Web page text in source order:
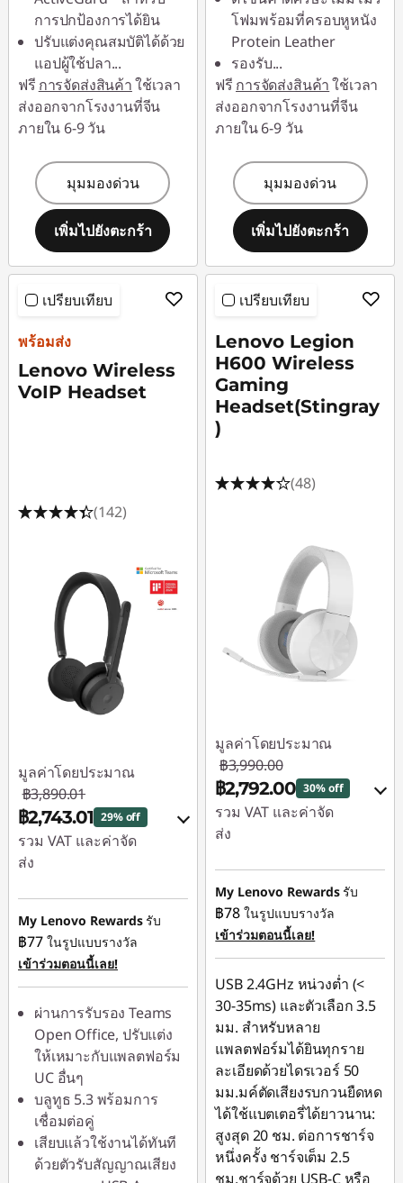
การปกป้องการได้ยิน
ปรับแต่งคุณสมบัติได้ด้วย
แอปผู้ใช้ปลา...
ฟรี การจัดส่งสินค้าใช้เวลา
ส่งออกจากโรงงานที่จีน
ภายใน 6-9 วัน
มุมมองด่วน
เพิ่มไปยังตะกร้า
โฟมพร้อมที่ครอบหูหนัง
Protein Leather
รองรับ...
ฟรี การจัดส่งสินค้าใช้เวลา
ส่งออกจากโรงงานที่จีน
ภายใน 6-9 วัน
มุมมองด่วน
เพิ่มไปยังตะกร้า
เปรียบเทียบ
พร้อมส่ง
Lenovo Wireless
VoIP Headset
(142)
มูลค่าโดยประมาณ
฿3,890.01
฿2,743.01 29% off
รวม VAT และค่าจัด
ส่ง
ประหยัดทันที :-
฿389.00
หรือ
eCoupon :
฿1,147.00
*Savings cannot be
combined
ใช้ eCoupon :
88SALETH
My Lenovo Rewardsรับ
฿77 ในรูปแบบรางวัล
เข้าร่วมตอนนี้เลย!
ผ่านการรับรอง Teams
Open Office, ปรับแต่ง
ให้เหมาะกับแพลตฟอร์ม
UC อื่นๆ
บลูทูธ 5.3 พร้อมการ
เชื่อมต่อคู่
เสียบแล้วใช้งานได้ทันที
ด้วยตัวรับสัญญาณเสียง
เปรียบเทียบ
Lenovo Legion
H600 Wireless
Gaming
Headset(Stingray
)
(48)
มูลค่าโดยประมาณ
฿3,990.00
฿2,792.00 30% off
รวม VAT และค่าจัด
ส่ง
ประหยัดทันที :-
฿399.00
หรือ
eCoupon :
฿1,198.00
*Savings cannot be
combined
ใช้ eCoupon :
88SALETH
My Lenovo Rewardsรับ
฿78 ในรูปแบบรางวัล
เข้าร่วมตอนนี้เลย!
USB 2.4GHz หน่วงต่ำ (<
30-35ms) และตัวเลือก 3.5
มม. สำหรับหลาย
แพลตฟอร์มได้ยินทุกราย
ละเอียดด้วยไดรเวอร์ 50
มม.มค์ตัดเสียงรบกวนยืดหด
ได้ใช้แบตเตอรี่ได้ยาวนาน:
สูงสุด 20 ชม. ต่อการชาร์จ
หนึ่งครั้ง ชาร์จเต็ม 2.5
ชม.ชาร์จด้วย USB-C หรือ